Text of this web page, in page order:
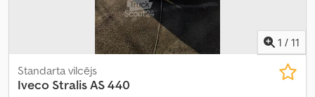
1 / 11
Standarta vilcējs
Iveco Stralis AS 440